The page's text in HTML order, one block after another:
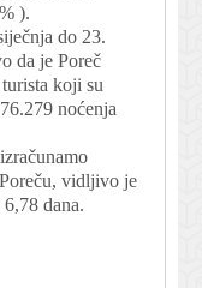
).
do 23.
da je Poreč
koji su
noćenja
vidljivo je
dana.